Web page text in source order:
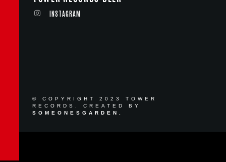
INSTAGRAM
© COPYRIGHT 2023 TOWER
RECORDS. CREATED BY
SOMEONESGARDEN.